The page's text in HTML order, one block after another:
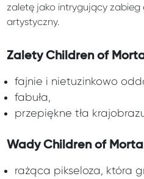
zaletę jako intrygujący zabieg
artystyczny.
Zalety Children of
fajnie i nietuzinkowo
fabuła,
przepiękne tła
Wady Children of
rażąca pikseloza, która